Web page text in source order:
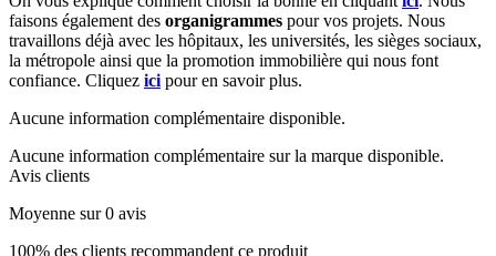
faisons également des organigrammes pour vos projets. Nous
travaillons déjà avec les hôpitaux, les universités, les sièges sociaux,
la métropole ainsi que la promotion immobilière qui nous font
confiance. Cliquez ici pour en savoir plus.
Aucune information complémentaire disponible.
Aucune information complémentaire sur la marque disponible.
Avis clients
Moyenne sur 0 avis
100% des clients recommandent ce produit